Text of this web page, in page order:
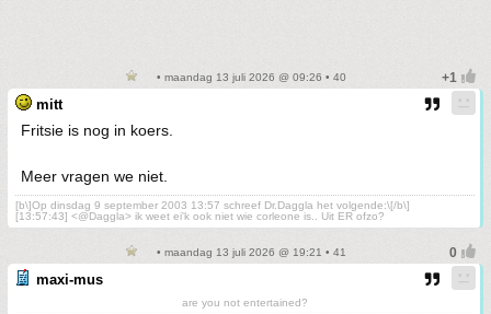
• maandag 13 juli 2026 @ 09:26 • 40
mitt
Fritsie is nog in koers.
Meer vragen we niet.
[b\]Op dinsdag 9 september 2003 13:57 schreef Dr.Daggla het volgende:\[/b\]
[13:57:43] <@Daggla> ik weet ei'k ook niet wie corleone is.. Uit ER ofzo?
• maandag 13 juli 2026 @ 19:21 • 41
maxi-mus
are you not entertained?